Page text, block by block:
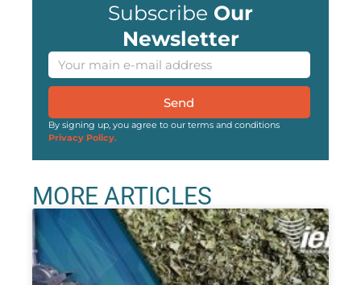
Subscribe Our
Newsletter
Send
By signing up, you agree to our terms and conditions
Privacy Policy.
MORE ARTICLES